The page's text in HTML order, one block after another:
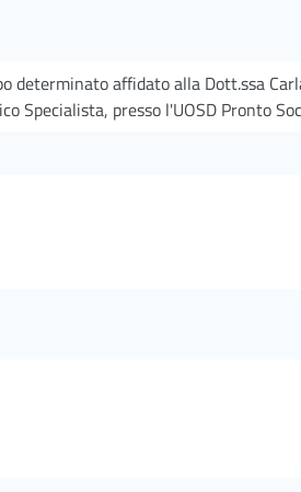
determinato affidato alla Dott.ssa
Specialista, presso l'UOSD Pronto